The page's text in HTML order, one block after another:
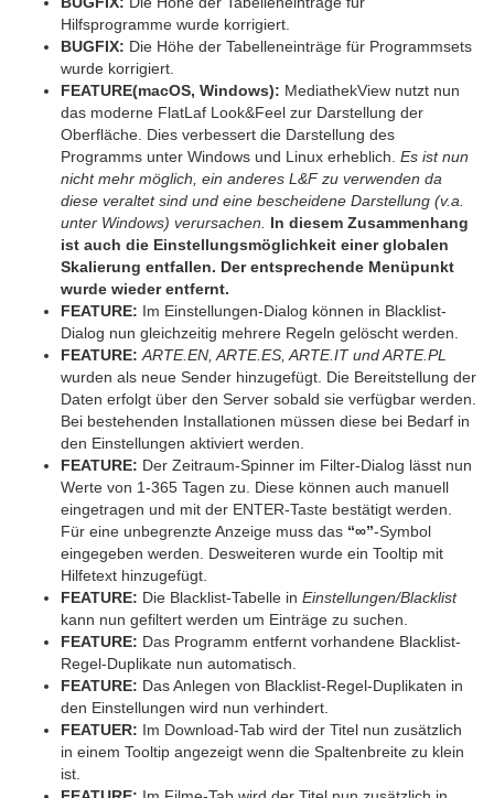
Hilfsprogramme wurde korrigiert.
BUGFIX: Die Höhe der Tabelleneinträge für Programmsets
wurde korrigiert.
FEATURE(macOS, Windows): MediathekView nutzt nun
das moderne FlatLaf Look&Feel zur Darstellung der
Oberfläche. Dies verbessert die Darstellung des
Programms unter Windows und Linux erheblich. Es ist nun
nicht mehr möglich, ein anderes L&F zu verwenden da
diese veraltet sind und eine bescheidene Darstellung (v.a.
unter Windows) verursachen.
In diesem Zusammenhang
ist auch die Einstellungsmöglichkeit einer globalen
Skalierung entfallen. Der entsprechende Menüpunkt
wurde wieder entfernt.
FEATURE: Im Einstellungen-Dialog können in Blacklist-
Dialog nun gleichzeitig mehrere Regeln gelöscht werden.
FEATURE: ARTE.EN, ARTE.ES, ARTE.IT und ARTE.PL
wurden als neue Sender hinzugefügt. Die Bereitstellung der
Daten erfolgt über den Server sobald sie verfügbar werden.
Bei bestehenden Installationen müssen diese bei Bedarf in
den Einstellungen aktiviert werden.
FEATURE: Der Zeitraum-Spinner im Filter-Dialog lässt nun
Werte von 1-365 Tagen zu. Diese können auch manuell
eingetragen und mit der ENTER-Taste bestätigt werden.
Für eine unbegrenzte Anzeige muss das “∞”-Symbol
eingegeben werden. Desweiteren wurde ein Tooltip mit
Hilfetext hinzugefügt.
FEATURE: Die Blacklist-Tabelle in Einstellungen/Blacklist
kann nun gefiltert werden um Einträge zu suchen.
FEATURE: Das Programm entfernt vorhandene Blacklist-
Regel-Duplikate nun automatisch.
FEATURE: Das Anlegen von Blacklist-Regel-Duplikaten in
den Einstellungen wird nun verhindert.
FEATUER: Im Download-Tab wird der Titel nun zusätzlich
in einem Tooltip angezeigt wenn die Spaltenbreite zu klein
ist.